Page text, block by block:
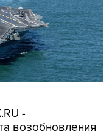
-
уже 51
судно,